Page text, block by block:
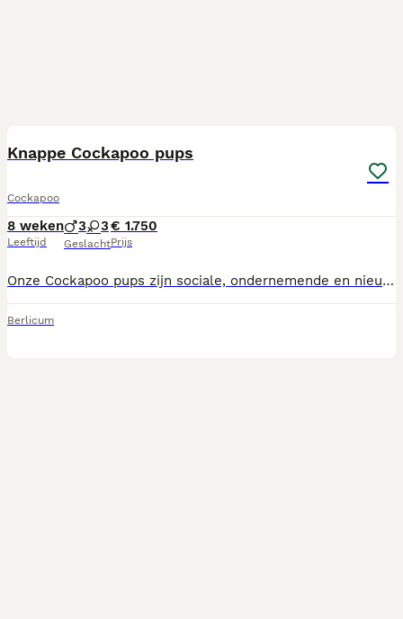
Knappe Cockapoo pups
Cockapoo
8 weken
Leeftijd
3 3
Geslacht
€ 1.750
Prijs
Onze Cockapoo pups zijn sociale, ondernemende en nieuwsgierige honden. Ze zijn graag samen met mensen en ontdekken vol enthousiasme de wereld om zich heen. Ze zijn nog jong en daarom kunnen ze in nieuwe situaties in het begin soms even de kat uit de boom kijken, maar zodra ze zich op hun gemak voelen, laten ze hun vriendelijke en speelse karakter zien. De pups zijn beschikbaar in prachtige kleurslagen, waaronder bruin gestroomd en zwart. de pups zijn nog te jong om het nest te verlaten maar kunnen wel al gereserveerd worden. Wij zijn op zoek naar serieuze en liefdevolle nieuwe baasjes die zich goed realiseren wat het betekent om aan een pup te beginnen. Een hond is een verantwoordelijkheid voor vele jaren en verdient een warm en passend thuis. Lijkt het je leuk om kennis te komen maken met deze lieve pups én hun moeder? Dan ben je van harte welkom op afspraak. 06-23721599 Alleen telefonisch contact. Berichten soms pas laat beantwoord. Wanneer de pups bij ons verhuizen naar een nieuw baasje hebben ze: – Europees paspoort – De benodigde entingen gehad - Ontworming gehad – Een gezondheidsverklaring – Een chip – Een koopovereenkomst met schriftelijke garantie – Geurdoekje – Brokjes voor de eerste week
Berlicum